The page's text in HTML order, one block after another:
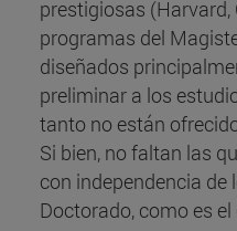
prestigiosas (Harvard,
programas del
diseñados
preliminar a los
tanto no están
Si bien, no faltan las
con independencia de
Doctorado, como es